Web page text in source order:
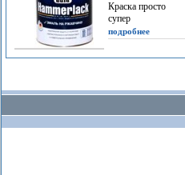
Краска просто
супер
подробнее